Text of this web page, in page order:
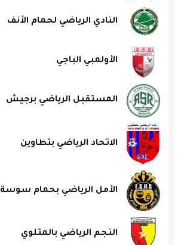
النادي الرياضي لحمام الأنف
الأولمبي الباجي
المستقبل الرياضي برجيش
الاتحاد الرياضي بتطاوين
الأمل الرياضي بحمام سوسة
النجم الرياضي بالمتلوي